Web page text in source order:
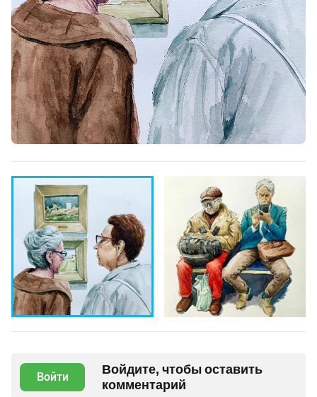
Войти
Войдите, чтобы оставить
комментарий